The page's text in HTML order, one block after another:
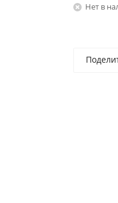
Нет в